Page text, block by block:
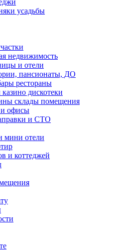
усадьбы
недвижимость
и отели
пансионаты, ДО
рестораны
дискотеки
склады помещения
офисы
и СТО
мини отели
и коттеджей